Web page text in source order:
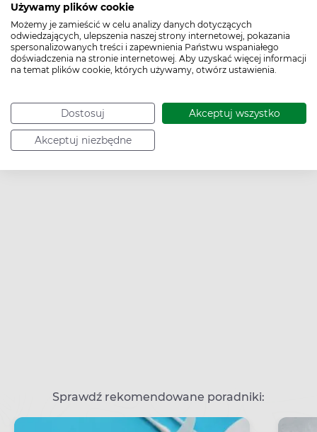
Używamy plików cookie
Możemy je zamieścić w celu analizy danych dotyczących
odwiedzających, ulepszenia naszej strony internetowej, pokazania
spersonalizowanych treści i zapewnienia Państwu wspaniałego
doświadczenia na stronie internetowej. Aby uzyskać więcej informacji
na temat plików cookie, których używamy, otwórz ustawienia.
Dostosuj Akceptuj wszystko
Akceptuj niezbędne
Sprawdź rekomendowane poradniki: